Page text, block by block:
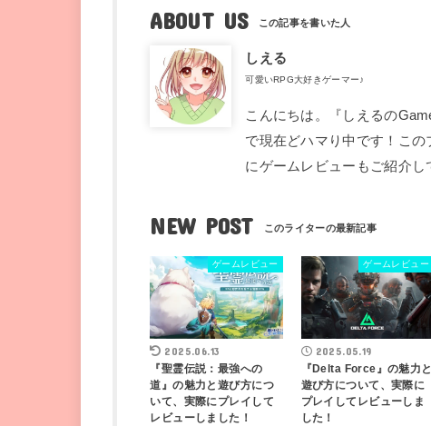
ABOUT US
しえる
可愛いRPG大好きゲーマー♪
こんにちは。『しえるの
で現在どハマり中です！こ
にゲームレビューもご紹介し
NEW POST
ゲームレビュー
2025.06.13
『聖霊伝説：最強への
道』の魅力と遊び方につ
いて、実際にプレイして
レビューしました！
ゲームレビュー
2025.05.19
『Delta Force』の魅力と
遊び方について、実際に
プレイしてレビューしま
した！